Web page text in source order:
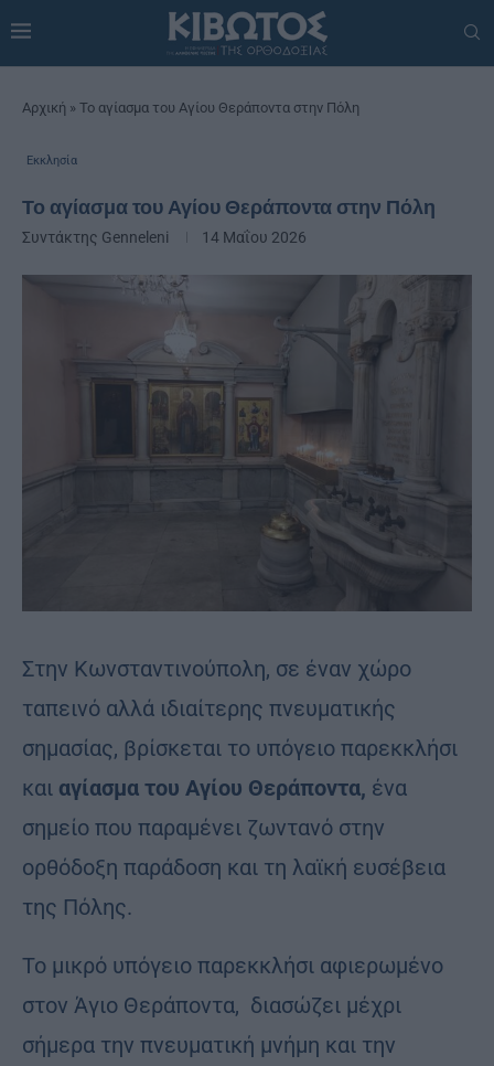
Αρχική » Το αγίασμα του Αγίου Θεράποντα στην Πόλη
Εκκλησία
Το αγίασμα του Αγίου Θεράποντα στην Πόλη
Συντάκτης Genneleni 14 Μαΐου 2026
Στην Κωνσταντινούπολη, σε έναν χώρο
ταπεινό αλλά ιδιαίτερης πνευματικής
σημασίας, βρίσκεται το υπόγειο παρεκκλήσι
και αγίασμα του Αγίου Θεράποντα, ένα
σημείο που παραμένει ζωντανό στην
ορθόδοξη παράδοση και τη λαϊκή ευσέβεια
της Πόλης.
Το μικρό υπόγειο παρεκκλήσι αφιερωμένο
στον Άγιο Θεράποντα, διασώζει μέχρι
σήμερα την πνευματική μνήμη και την